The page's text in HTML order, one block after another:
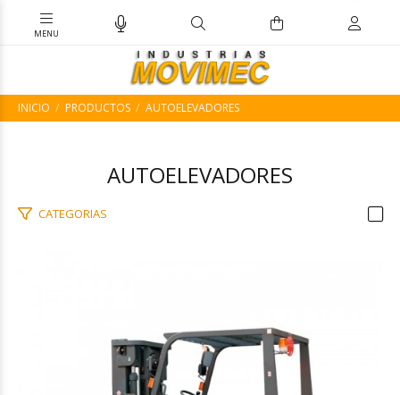
INICIO PRODUCTOS AUTOELEVADORES
AUTOELEVADORES
CATEGORIAS